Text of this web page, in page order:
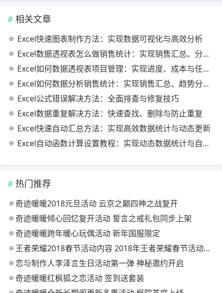
相关文章
Excel快速图表制作方法：实现数据可视化与高效分析
Excel数据透视表怎么做销售统计：实现销售汇总、分析与动态监控
Excel如何数据透视表项目管理：实现进度、成本与任务的高效分析
Excel如何数据分析销售统计：实现销售汇总、趋势分析与业绩优化
Excel公式错误解决方法：全面排查与修复技巧
Excel数据重复解决方法：快速查找、删除与防止重复
Excel快速自动汇总方法：实现高效数据统计与动态更新
Excel自动函数计算设置教程：实现动态数据统计与自动更新
热门推荐
奇迹暖暖2018元旦活动 云京之巅四神之战复开
奇迹暖暖倾心回忆复开活动 誓言之戒礼包同步上架
奇迹暖暖跨年暖心玩偶活动 新年国服限定
王者荣耀2018春节活动内容 2018年王者荣耀春节活动大全
恋与制作人李泽言生日活动第一弹 神秘邀约开启
奇迹暖暖红枫狐之恋活动 签到送套装